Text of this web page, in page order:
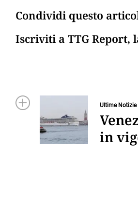
Condividi questo
Iscriviti a TTG Report,
Ultime Notizie
in